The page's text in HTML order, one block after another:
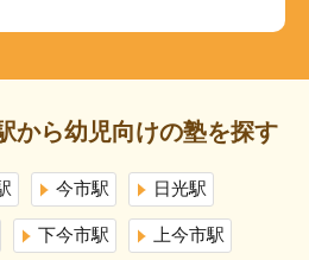
から幼児向けの塾を探す
今市駅 日光駅
下今市駅 上今市駅